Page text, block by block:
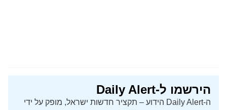
הירשמו ל-Daily Alert
ה-Daily Alert הידוע – תקציר חדשות ישראל, מופק על ידי